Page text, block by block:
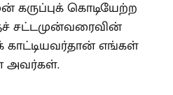
கொடியேற்ற
சட்டமுன்வரைவின்
காட்டியவர்தான் எங்கள்
அவர்கள்.